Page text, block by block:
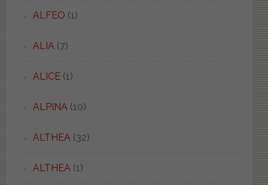
ALFEO (1)
ALIA (7)
ALICE(1)
ALPINA (10)
ALTHEA (32)
ALTHEA (1)